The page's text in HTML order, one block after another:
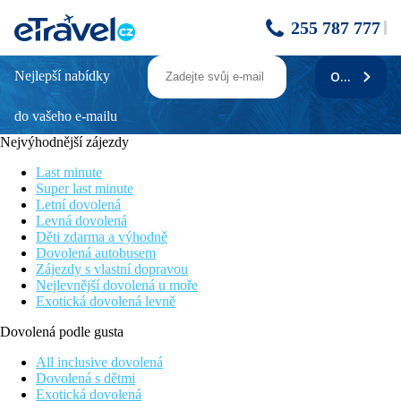
255 787 777
Mahdia Palace
Oblíbený hotel v tradičním místním stylu
Přímo u jedné z nejkrásnějších pláží Tuniska
Množství stálých klientů
Přátelská atmosféra
Poloha
U jedné z nejkrásnějších pláží v Tunisku, v klidné turistické
oblasti Mahdia. Hotelový komplex v tradičním stylu má vlastní
welness centrum a nabízí rozmanité možsnoti sportovního vyžití,
proto je vhodný pro všechny typy klientů. Obchůdky, restaurace
a bary v bezprostřední blízkosti hotelu, centrum města s
historickými památkami cca 4,5 km.
Vybavení
Celkem 452 pokojů (5 pater, výtahy), vstupní hala s recepcí,
Nejlepší nabídky
do vašeho e-mailu
ODEBÍRAT
Nejvýhodnější zájezdy
Last minute
Super last minute
Letní dovolená
Levná dovolená
Děti zdarma a výhodně
Dovolená autobusem
Zájezdy s vlastní dopravou
Nejlevnější dovolená u moře
Exotická dovolená levně
Dovolená podle gusta
All inclusive dovolená
Dovolená s dětmi
Exotická dovolená